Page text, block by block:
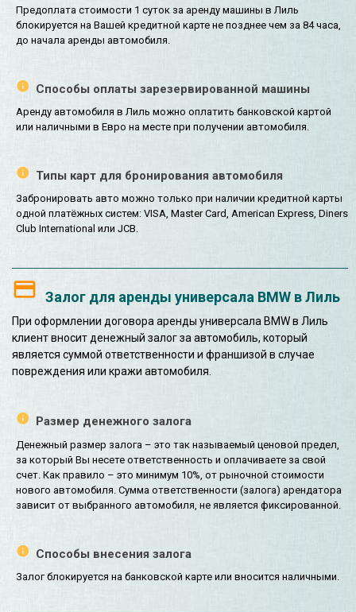
Предоплата стоимости 1 суток за аренду машины в Лиль
блокируется на Вашей кредитной карте не позднее чем за 84 часа,
до начала аренды автомобиля.
Способы оплаты зарезервированной машины
Аренду автомобиля в Лиль можно оплатить банковской картой
или наличными в Евро на месте при получении автомобиля.
Типы карт для бронирования автомобиля
Забронировать авто можно только при наличии кредитной карты
одной платёжных систем: VISA, Master Card, American Express, Diners
Club International или JCB.
Залог для аренды универсала BMW в Лиль
При оформлении договора аренды универсала BMW в Лиль
клиент вносит денежный залог за автомобиль, который
является суммой ответственности и франшизой в случае
повреждения или кражи автомобиля.
Размер денежного залога
Денежный размер залога – это так называемый ценовой предел,
за который Вы несете ответственность и оплачиваете за свой
счет. Как правило – это минимум 10%, от рыночной стоимости
нового автомобиля. Сумма ответственности (залога) арендатора
зависит от выбранного автомобиля, не является фиксированной.
Способы внесения залога
Залог блокируется на банковской карте или вносится наличными.